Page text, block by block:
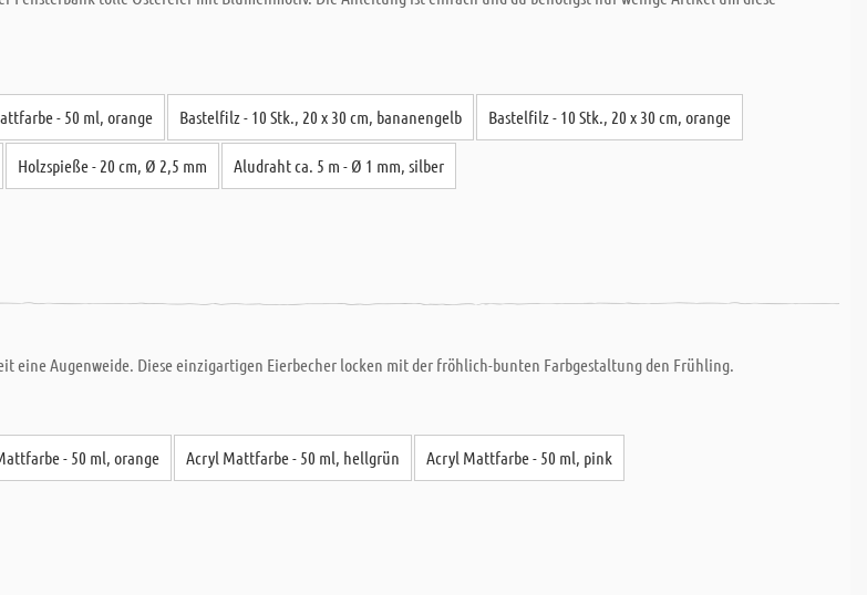
- 50 ml, orange Bastelfilz - 10 Stk., 20 x 30 cm, bananengelb Bastelfilz - 10 Stk., 20 x 30 cm, orange
Holzspieße - 20 cm, Ø 2,5 mm Aludraht ca. 5 m - Ø 1 mm, silber
eine Augenweide. Diese einzigartigen Eierbecher locken mit der fröhlich-bunten Farbgestaltung den Frühling.
- 50 ml, orange Acryl Mattfarbe - 50 ml, hellgrün Acryl Mattfarbe - 50 ml, pink